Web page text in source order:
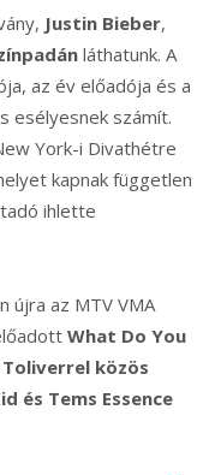
Justin Bieber,
láthatunk. A
az év előadója és a
esélyesnek számít.
York-i Divathétre
kapnak független
ihlette
újra az MTV VMA
What Do You
közös
és Tems Essence